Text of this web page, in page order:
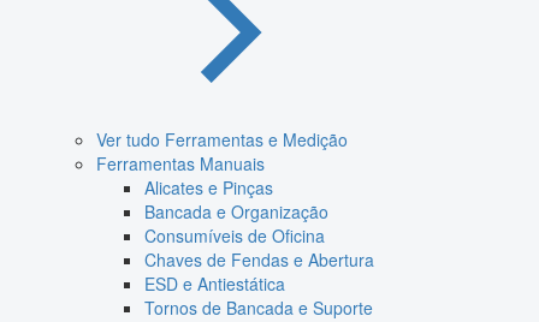
Ver tudo Ferramentas e Medição
Ferramentas Manuais
Alicates e Pinças
Bancada e Organização
Consumíveis de Oficina
Chaves de Fendas e Abertura
ESD e Antiestática
Tornos de Bancada e Suporte